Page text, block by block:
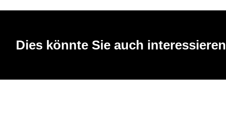
Dies könnte Sie auch interessieren